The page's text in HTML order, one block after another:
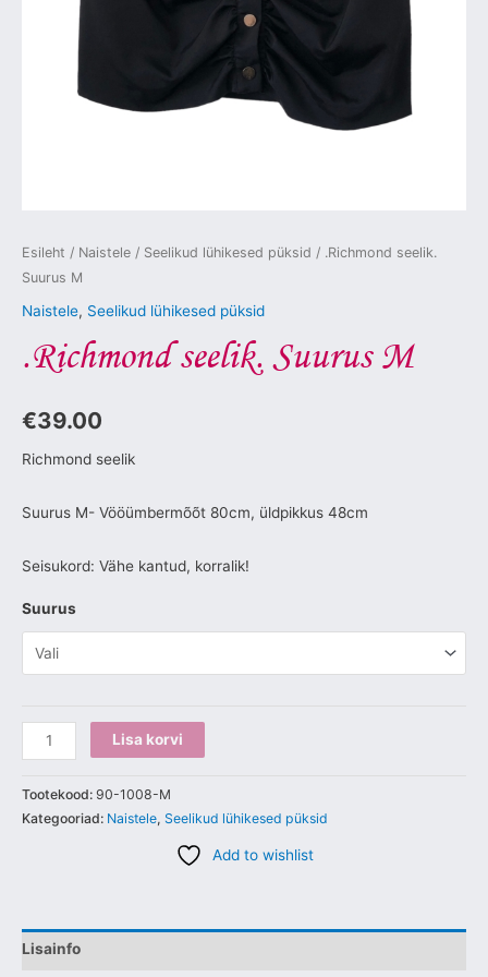
Esileht / Naistele / Seelikud lühikesed püksid / .Richmond seelik.
Suurus M
Naistele, Seelikud lühikesed püksid
.Richmond seelik. Suurus M
€39.00
Richmond seelik
Suurus M- Vööümbermõõt 80cm, üldpikkus 48cm
Seisukord: Vähe kantud, korralik!
Suurus
Lisa korvi
Tootekood: 90-1008-M
Kategooriad: Naistele, Seelikud lühikesed püksid
Add to wishlist
Lisainfo